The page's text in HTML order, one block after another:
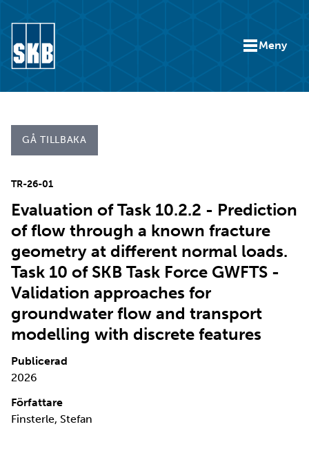
Meny
GÅ TILLBAKA
TR-26-01
Evaluation of Task 10.2.2 - Prediction
of flow through a known fracture
geometry at different normal loads.
Task 10 of SKB Task Force GWFTS -
Validation approaches for
groundwater flow and transport
modelling with discrete features
Publicerad
2026
Författare
Finsterle, Stefan